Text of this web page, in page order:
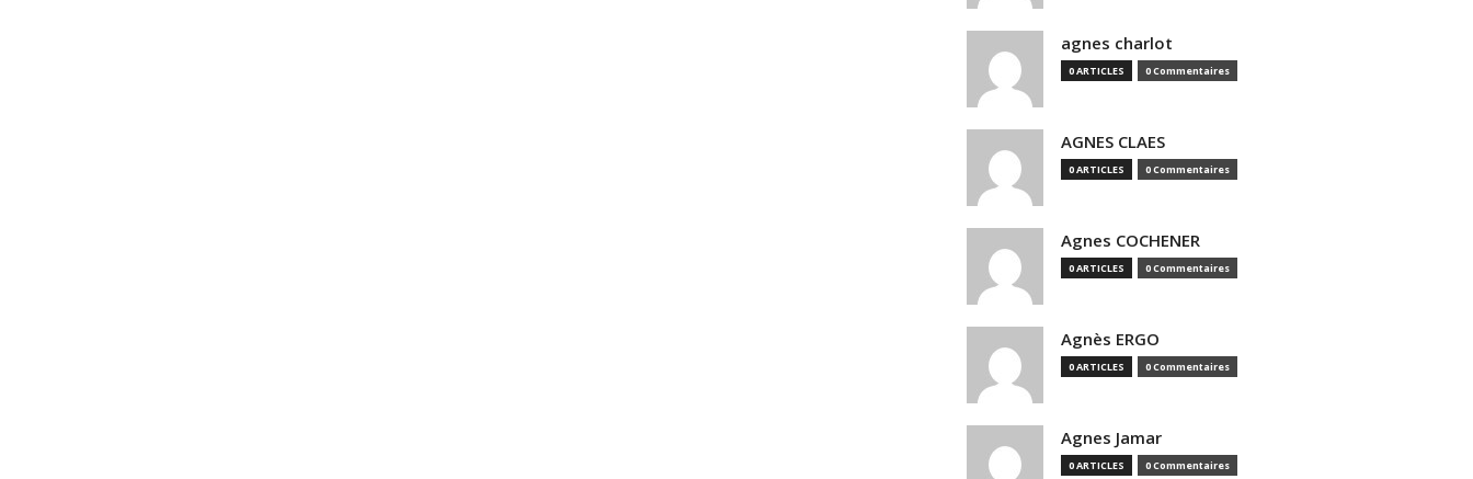
agnes charlot
0 ARTICLES 0 Commentaires
AGNES CLAES
0 ARTICLES 0 Commentaires
Agnes COCHENER
0 ARTICLES 0 Commentaires
Agnès ERGO
0 ARTICLES 0 Commentaires
Agnes Jamar
0 ARTICLES 0 Commentaires